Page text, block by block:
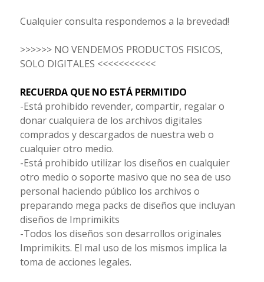
Cualquier consulta respondemos a la brevedad!
>>>>>> NO VENDEMOS PRODUCTOS FISICOS,
SOLO DIGITALES <<<<<<<<<<<
RECUERDA QUE NO ESTÁ PERMITIDO
-Está prohibido revender, compartir, regalar o
donar cualquiera de los archivos digitales
comprados y descargados de nuestra web o
cualquier otro medio.
-Está prohibido utilizar los diseños en cualquier
otro medio o soporte masivo que no sea de uso
personal haciendo público los archivos o
preparando mega packs de diseños que incluyan
diseños de Imprimikits
-Todos los diseños son desarrollos originales
Imprimikits. El mal uso de los mismos implica la
toma de acciones legales.